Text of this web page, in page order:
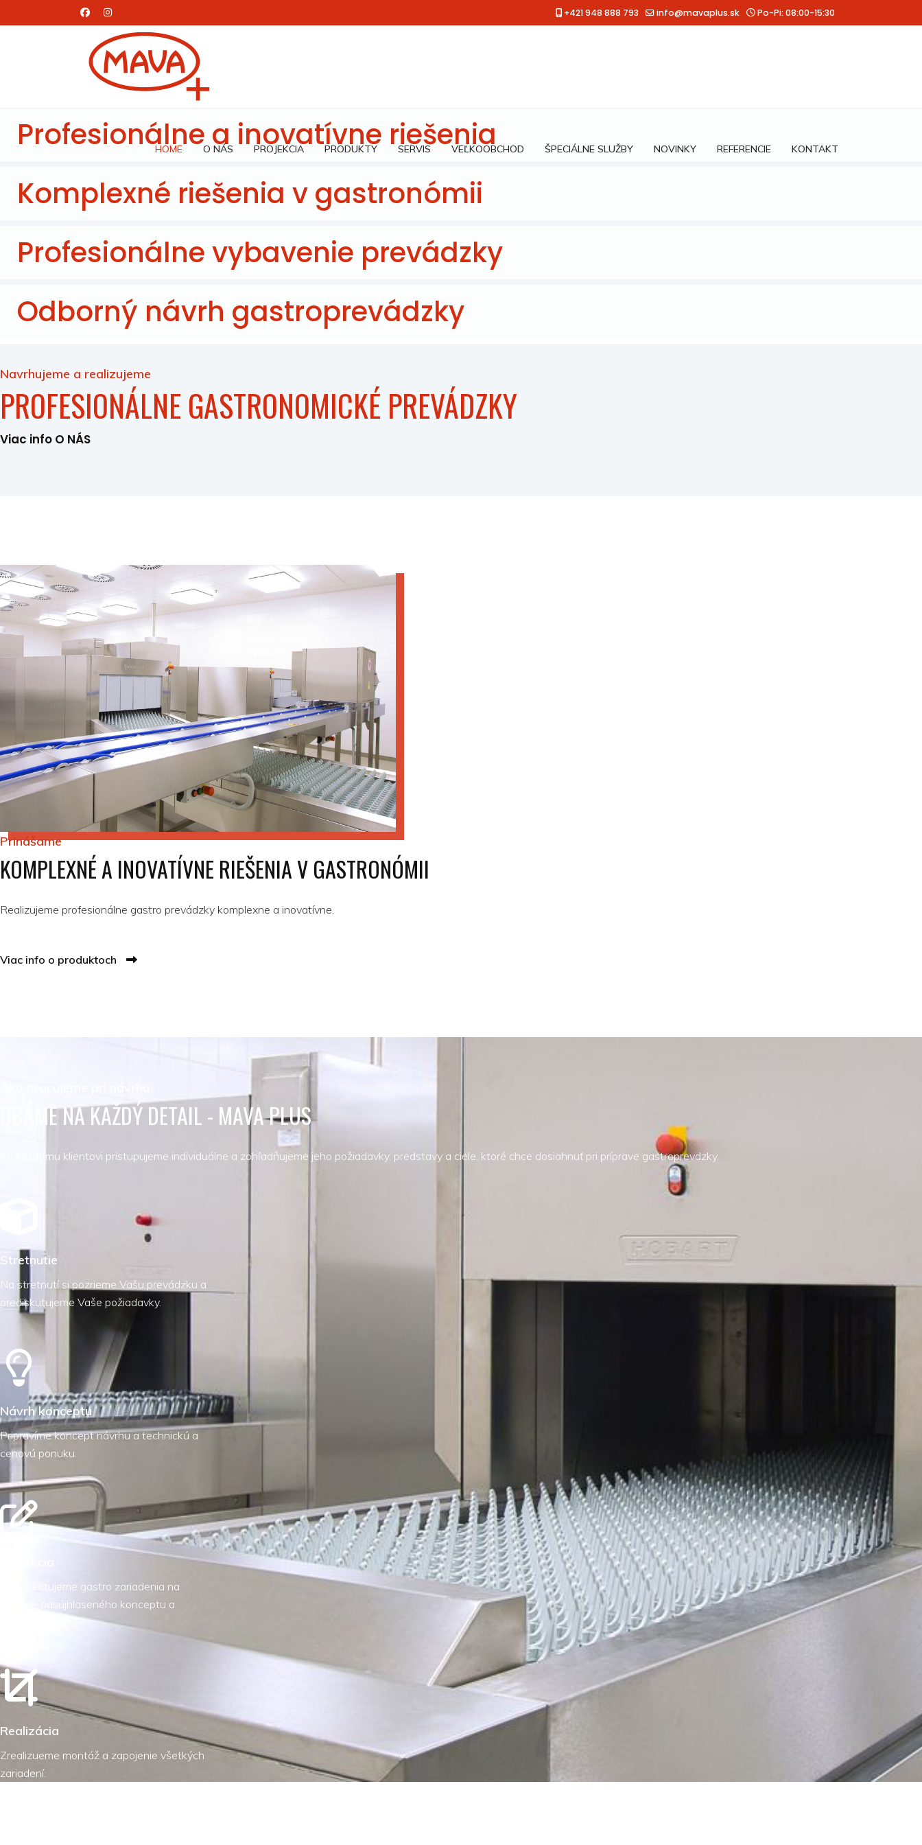
+421 948 888 793 info@mavaplus.sk Po-Pi: 08:00-15:30
HOME O NÁS PROJEKCIA PRODUKTY SERVIS VEĽKOOBCHOD ŠPECIÁLNE SLUŽBY NOVINKY REFERENCIE KONTAKT
Profesionálne a inovatívne riešenia
Komplexné riešenia v gastronómii
Profesionálne vybavenie prevádzky
Odborný návrh gastroprevádzky
Navrhujeme a realizujeme
PROFESIONÁLNE GASTRONOMICKÉ PREVÁDZKY
Viac info O NÁS
Prinášame
KOMPLEXNÉ A INOVATÍVNE RIEŠENIA V GASTRONÓMII
Realizujeme profesionálne gastro prevádzky komplexne a inovatívne.
Viac info o produktoch
DBÁME NA KAŽDÝ DETAIL - MAVA PLUS
Ku každému klientovi pristupujeme individuálne a zohľadňujeme jeho požiadavky, predstavy a ciele, ktoré chce dosiahnuť pri príprave gastroprevdzky.
Stretnutie
Na stretnutí si pozrieme Vašu prevádzku a
prediskutujeme Vaše požiadavky.
Návrh konceptu
Pripravíme koncept návrhu a technickú a
cenovú ponuku.
Naprojektujeme gastro zariadenia na
základe odsújhlaseného konceptu a
Realizácia
Zrealizueme montáž a zapojenie všetkých
zariadení.